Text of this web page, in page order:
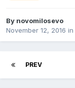
By novomilosevo
November 12, 2016 in
PREV